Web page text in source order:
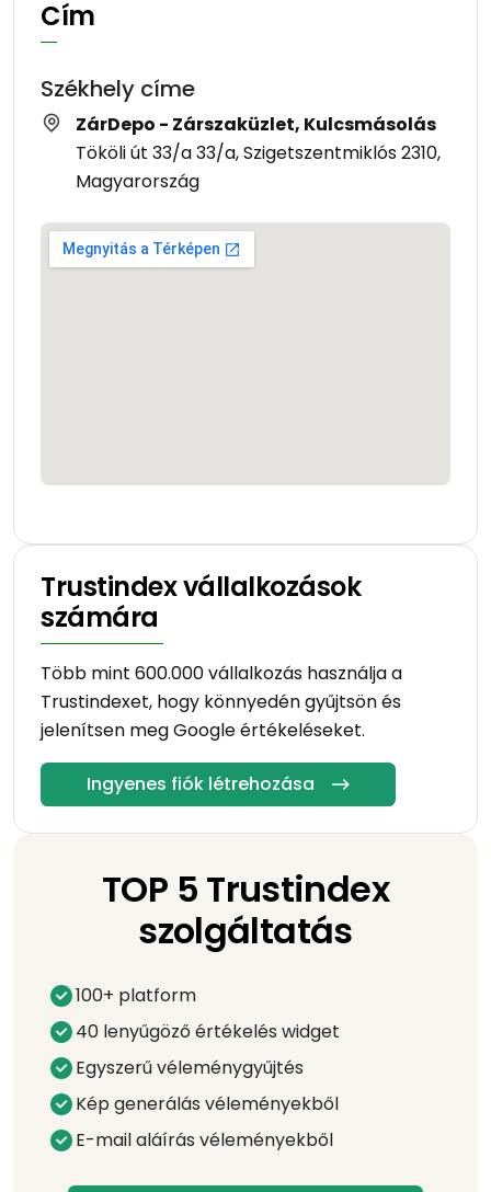
Cím
Székhely címe
ZárDepo - Zárszaküzlet, Kulcsmásolás
Tököli út 33/a 33/a, Szigetszentmiklós 2310,
Magyarország
Trustindex vállalkozások
számára
Több mint 600.000 vállalkozás használja a
Trustindexet, hogy könnyedén gyűjtsön és
jelenítsen meg Google értékeléseket.
Ingyenes fiók létrehozása
TOP 5 Trustindex
szolgáltatás
100+ platform
40 lenyűgöző értékelés widget
Egyszerű véleménygyűjtés
Kép generálás véleményekből
E-mail aláírás véleményekből